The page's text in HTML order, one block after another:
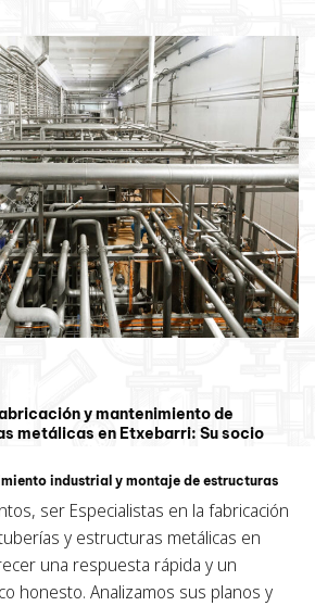
y mantenimiento de
metálicas en Etxebarri: Su socio
industrial y montaje de estructuras
ser Especialistas en la fabricación
y estructuras metálicas en
una respuesta rápida y un
honesto. Analizamos sus planos y